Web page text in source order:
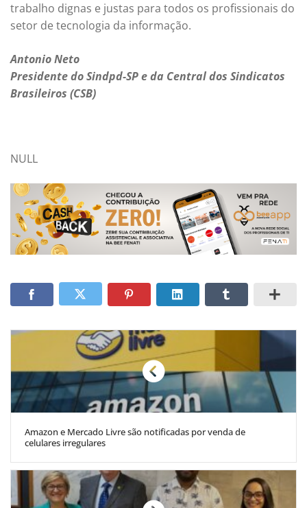
trabalho dignas e justas para todos os profissionais do
setor de tecnologia da informação.
Antonio Neto
Presidente do Sindpd-SP e da Central dos Sindicatos
Brasileiros (CSB)
NULL
Amazon e Mercado Livre são notificadas por venda de
celulares irregulares